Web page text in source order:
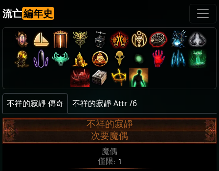
流亡編年史
不祥的寂靜 傳奇
不祥的寂靜 Attr /6
不祥的寂靜
次要魔偶
魔偶
僅限: 1